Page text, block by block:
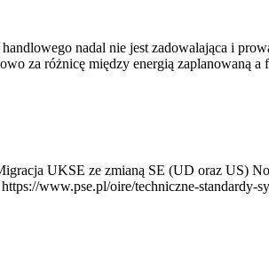
nadal nie jest zadowalająca i
za różnicę między energią zaplanowaną a
UKSE ze zmianą SE (UD oraz US)
www.pse.pl/oire/techniczne-standardy-